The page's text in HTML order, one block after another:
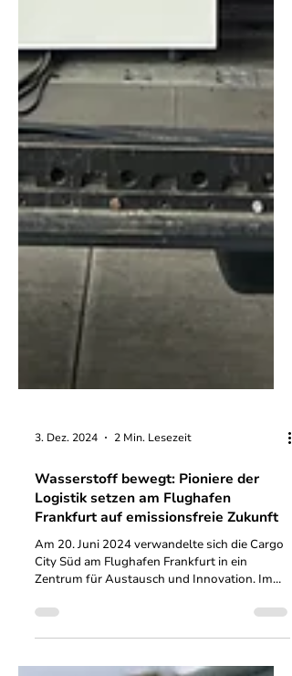
3. Dez. 2024 2 Min. Lesezeit
Wasserstoff bewegt: Pioniere der
Logistik setzen am Flughafen
Frankfurt auf emissionsfreie Zukunft
City Süd am Flughafen Frankfurt in ein